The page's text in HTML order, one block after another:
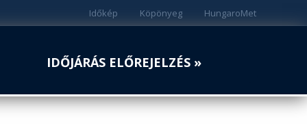
HungaroMet
Köpönyeg
Időkép
IDŐJÁRÁS ELŐREJELZÉS »